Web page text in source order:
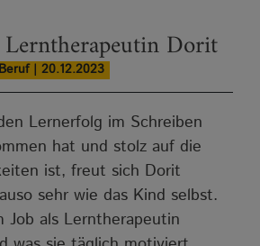
Dorit
| 20.12.2023
Lernerfolg im Schreiben
hat und stolz auf die
ist, freut sich Dorit
sehr wie das Kind selbst.
Job als Lerntherapeutin